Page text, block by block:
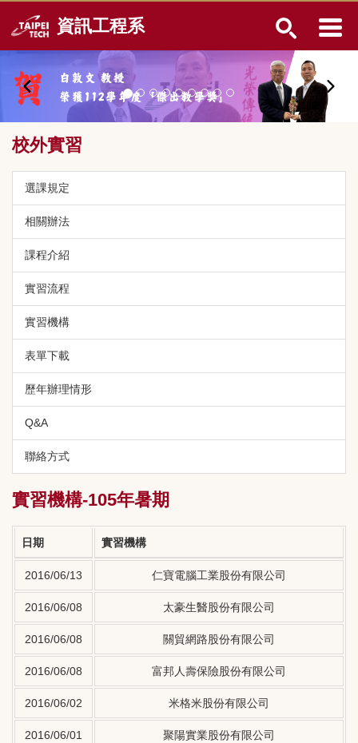
到
內
資訊工程系
校外實習
選課規定
相關辦法
課程介紹
實習流程
實習機構
表單下載
歷年辦理情形
Q&A
聯絡方式
實習機構-105年暑期
日期 實習機構
2016/06/13 仁寶電腦工業股份有限公司
2016/06/08 太豪生醫股份有限公司
2016/06/08 關貿網路股份有限公司
2016/06/08 富邦人壽保險股份有限公司
2016/06/02 米格米股份有限公司
2016/06/01 聚陽實業股份有限公司